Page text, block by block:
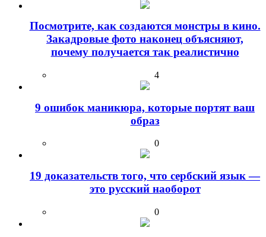
Посмотрите, как создаются монстры в кино.
Закадровые фото наконец объясняют,
почему получается так реалистично
4
9 ошибок маникюра, которые портят ваш
образ
0
19 доказательств того, что сербский язык —
это русский наоборот
0